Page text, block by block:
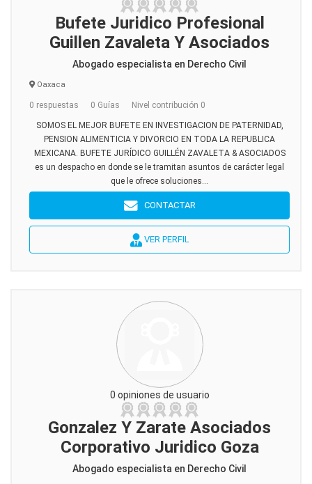
Bufete Juridico Profesional
Guillen Zavaleta Y Asociados
Abogado especialista en Derecho Civil
Oaxaca
0 respuestas 0 Guías Nivel contribución 0
SOMOS EL MEJOR BUFETE EN INVESTIGACION DE PATERNIDAD,
PENSION ALIMENTICIA Y DIVORCIO EN TODA LA REPUBLICA
MEXICANA. BUFETE JURÍDICO GUILLÉN ZAVALETA & ASOCIADOS
es un despacho en donde se le tramitan asuntos de carácter legal
que le ofrece soluciones...
CONTACTAR
VER PERFIL
0 opiniones de usuario
Gonzalez Y Zarate Asociados
Corporativo Juridico Goza
Abogado especialista en Derecho Civil